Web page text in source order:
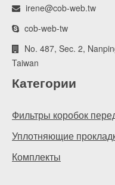
irene@cob-web.tw
cob-web-tw
No. 487, Sec. 2,
Taiwan
Категории
Фильтры коробок
Уплотняющие
Комплекты